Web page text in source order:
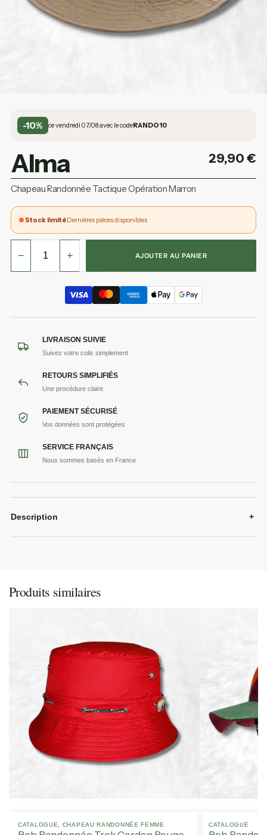
-10% ce vendredi 07/08 avec le codeRANDO10
Alma 29,90€
Chapeau Randonnée Tactique Opération Marron
Stock limitéDernières pièces disponibles
− + AJOUTER AU PANIER
LIVRAISON SUIVIE
Suivez votre colis simplement
RETOURS SIMPLIFIÉS
Une procédure claire
PAIEMENT SÉCURISÉ
Vos données sont protégées
SERVICE FRANÇAIS
Nous sommes basés en France
Description +
Produits similaires
CATALOGUE CHAPEAU RANDONNÉE FEMME CATALOGUE